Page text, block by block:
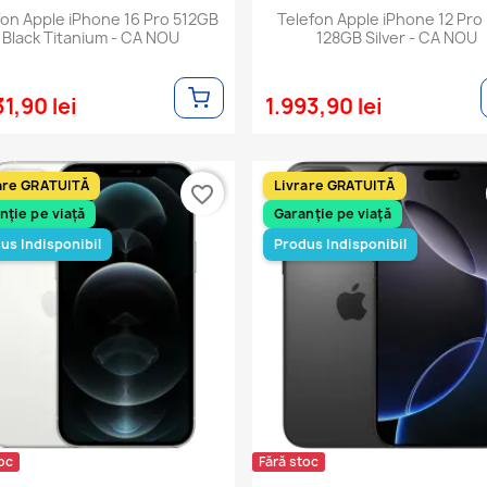
Apple iPhone 16 Pro 512GB
Black Titanium - CA NOU
lei
Telefon Apple iPhone 12 Pro
128GB Silver - CA NOU
1.993,90 lei
GRATUITĂ
pe viață
Indisponibil
favorite_border
Fără stoc
Livrare GRATUITĂ
Garanție pe viață
Produs Indisponibil